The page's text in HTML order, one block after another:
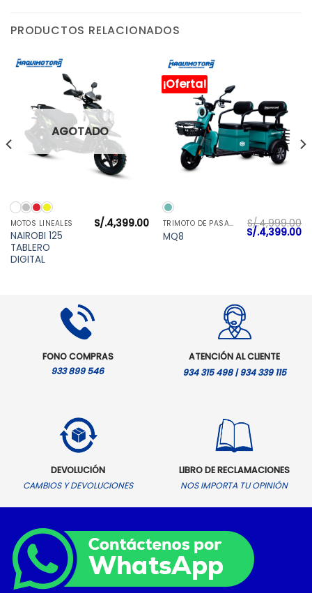
PRODUCTOS RELACIONADOS
AGOTADO
MOTOS LINEALES
NAIROBI 125
TABLERO
DIGITAL
S/.4,399.00
¡Oferta!
TRIMOTO DE PASAJERO
MQ8
S/.4,999.00
El
precio
S/.4,399.00El
FONO COMPRAS
933 899 546
ATENCIÓN AL CLIENTE
934 315 498 | 934 339 115
DEVOLUCIÓN
CAMBIOS Y DEVOLUCIONES
LIBRO DE RECLAMACIONES
NOS IMPORTA TU OPINIÓN